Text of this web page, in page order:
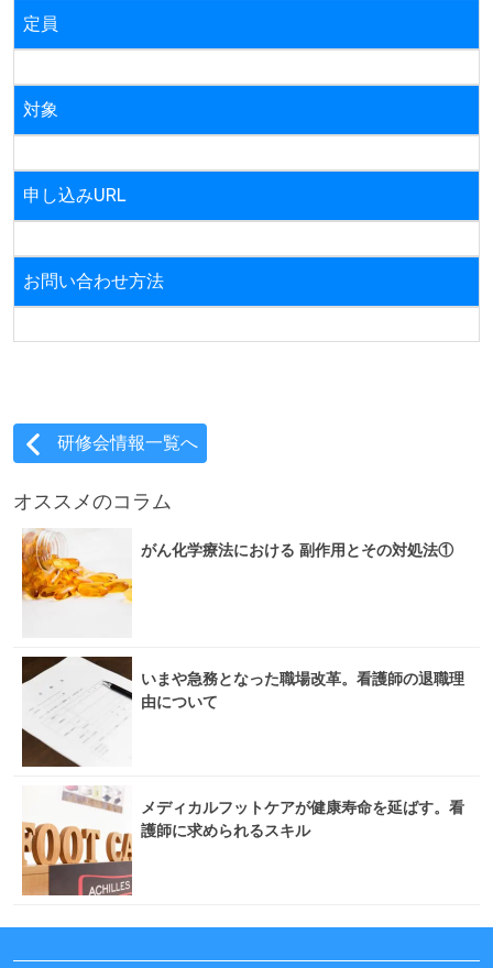
定員
対象
申し込みURL
お問い合わせ方法
研修会情報一覧へ
オススメのコラム
がん化学療法における 副作用とその対処法①
いまや急務となった職場改革。看護師の退職理
由について
メディカルフットケアが健康寿命を延ばす。看
護師に求められるスキル